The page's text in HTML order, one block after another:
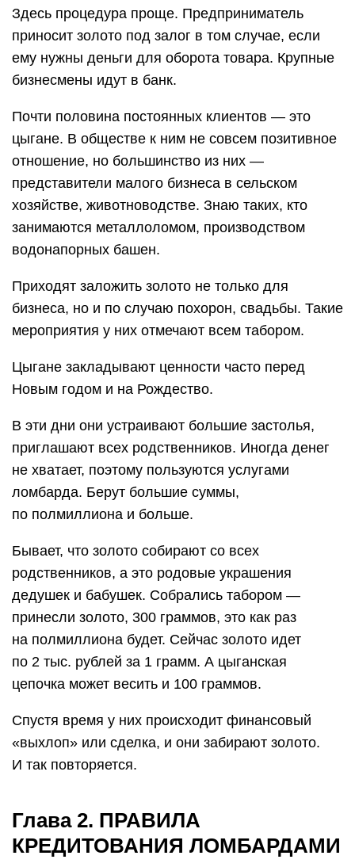
Здесь процедура проще. Предприниматель
приносит золото под залог в том случае, если
ему нужны деньги для оборота товара. Крупные
бизнесмены идут в банк.
Почти половина постоянных клиентов — это
цыгане. В обществе к ним не совсем позитивное
отношение, но большинство из них —
представители малого бизнеса в сельском
хозяйстве, животноводстве. Знаю таких, кто
занимаются металлоломом, производством
водонапорных башен.
Приходят заложить золото не только для
бизнеса, но и по случаю похорон, свадьбы. Такие
мероприятия у них отмечают всем табором.
Цыгане закладывают ценности часто перед
Новым годом и на Рождество.
В эти дни они устраивают большие застолья,
приглашают всех родственников. Иногда денег
не хватает, поэтому пользуются услугами
ломбарда. Берут большие суммы,
по полмиллиона и больше.
Бывает, что золото собирают со всех
родственников, а это родовые украшения
дедушек и бабушек. Собрались табором —
принесли золото, 300 граммов, это как раз
на полмиллиона будет. Сейчас золото идет
по 2 тыс. рублей за 1 грамм. А цыганская
цепочка может весить и 100 граммов.
Спустя время у них происходит финансовый
«выхлоп» или сделка, и они забирают золото.
И так повторяется.
Глава 2. ПРАВИЛА
КРЕДИТОВАНИЯ ЛОМБАРДАМИ